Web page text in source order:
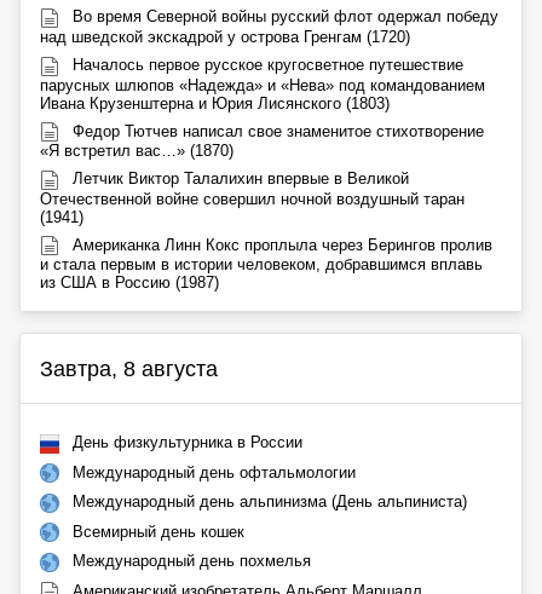
Во время Северной войны русский флот одержал победу
над шведской экскадрой у острова Гренгам (1720)
Началось первое русское кругосветное путешествие
парусных шлюпов «Надежда» и «Нева» под командованием
Ивана Крузенштерна и Юрия Лисянского (1803)
Федор Тютчев написал свое знаменитое стихотворение
«Я встретил вас…» (1870)
Летчик Виктор Талалихин впервые в Великой
Отечественной войне совершил ночной воздушный таран
(1941)
Американка Линн Кокс проплыла через Берингов пролив
и стала первым в истории человеком, добравшимся вплавь
из США в Россию (1987)
Завтра, 8 августа
День физкультурника в России
Международный день офтальмологии
Международный день альпинизма (День альпиниста)
Всемирный день кошек
Международный день похмелья